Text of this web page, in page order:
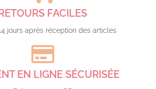
FACILES
jours après réception des articles
EN LIGNE SÉCURISÉE